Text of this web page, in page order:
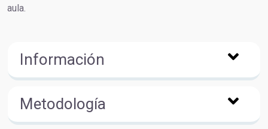
aula.
Información
Metodología